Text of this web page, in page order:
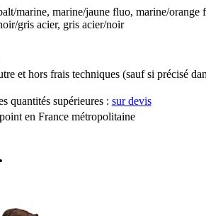
marine, marine/jaune fluo, marine/orange
gris acier, gris acier/noir
et hors frais techniques (sauf si précisé
quantités supérieures : sur devis
en France métropolitaine